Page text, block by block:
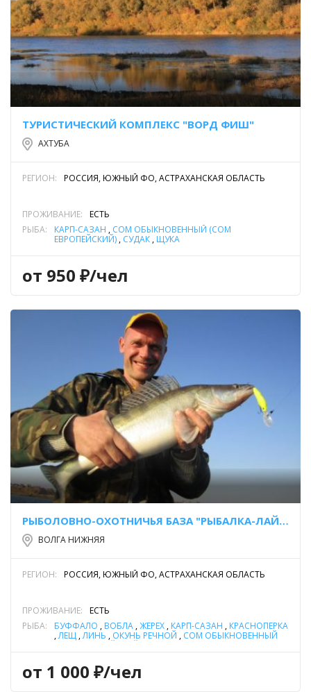
ТУРИСТИЧЕСКИЙ КОМПЛЕКС "ВОРД ФИШ"
АХТУБА
РЕГИОН: РОССИЯ, ЮЖНЫЙ ФО, АСТРАХАНСКАЯ ОБЛАСТЬ
ПРОЖИВАНИЕ:
ЕСТЬ
РЫБА:
КАРП-САЗАН , СОМ ОБЫКНОВЕННЫЙ (СОМ
ЕВРОПЕЙСКИЙ) , СУДАК , ЩУКА
от 950 ₽/чел
РЫБОЛОВНО-ОХОТНИЧЬЯ БАЗА "РЫБАЛКА-ЛАЙФ"
ВОЛГА НИЖНЯЯ
РЕГИОН: РОССИЯ, ЮЖНЫЙ ФО, АСТРАХАНСКАЯ ОБЛАСТЬ
ПРОЖИВАНИЕ:
ЕСТЬ
РЫБА:
БУФФАЛО , ВОБЛА ,ЖЕРЕХ , КАРП-САЗАН , КРАСНОПЕРКА
,ЛЕЩ ,ЛИНЬ , ОКУНЬ РЕЧНОЙ , СОМ ОБЫКНОВЕННЫЙ
от 1 000 ₽/чел